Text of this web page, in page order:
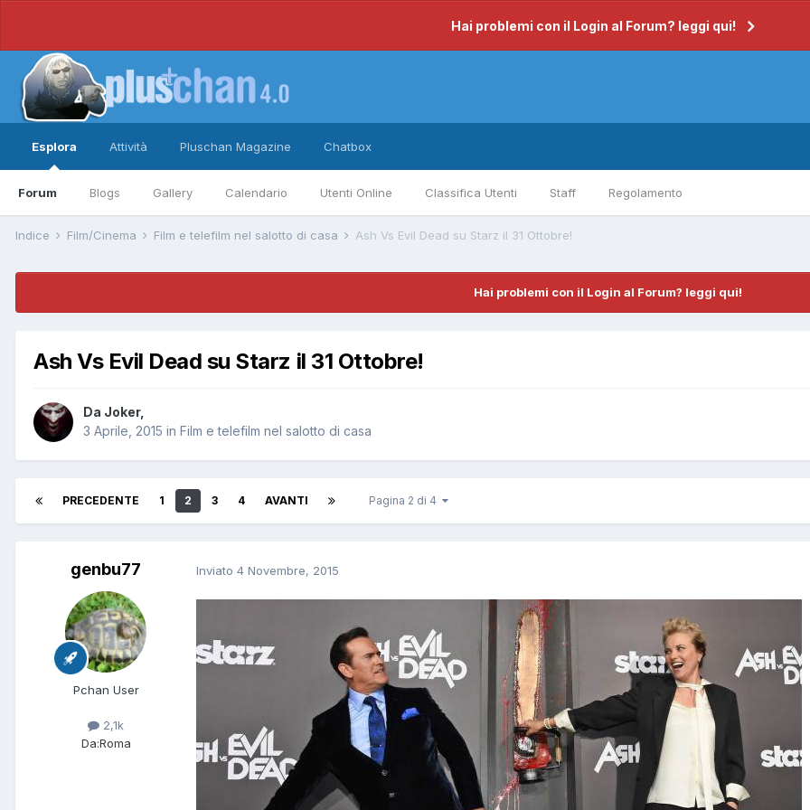
Hai problemi con il Login al Forum? leggi qui!
Esplora
Forum Blogs Gallery Calendario Utenti Online Classifica Utenti Staff Regolamento
Attività Pluschan Magazine Chatbox
Indice Film/Cinema Film e telefilm nel salotto di casa Ash Vs Evil Dead su Starz il 31 Ottobre!
Hai problemi con il Login al Forum? leggi qui!
Ash Vs Evil Dead su Starz il 31 Ottobre!
Da Joker,
3 Aprile, 2015 in Film e telefilm nel salotto di casa
PRECEDENTE 1 2 3 4 AVANTI Pagina 2 di 4
genbu77
Pchan User
2,1k
Da:Roma
Inviato 4 Novembre, 2015